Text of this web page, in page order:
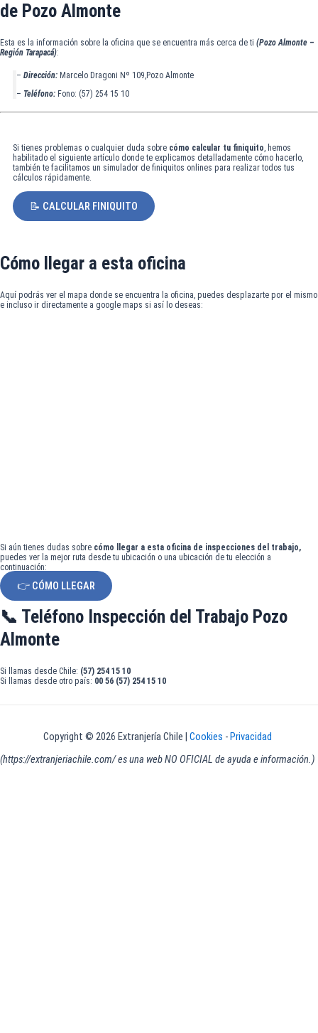
de Pozo Almonte
Esta es la información sobre la oficina que se encuentra más cerca de ti (Pozo Almonte –
Región Tarapacá):
– Dirección: Marcelo Dragoni Nº 109,Pozo Almonte
– Teléfono: Fono: (57) 254 15 10
Si tienes problemas o cualquier duda sobre cómo calcular tu finiquito, hemos
habilitado el siguiente artículo donde te explicamos detalladamente cómo hacerlo,
también te facilitamos un simulador de finiquitos onlines para realizar todos tus
cálculos rápidamente.
📝 CALCULAR FINIQUITO
Cómo llegar a esta oficina
Aquí podrás ver el mapa donde se encuentra la oficina, puedes desplazarte por el mismo
e incluso ir directamente a google maps si así lo deseas:
Si aún tienes dudas sobre cómo llegar a esta oficina de inspecciones del trabajo,
puedes ver la mejor ruta desde tu ubicación o una ubicación de tu elección a
continuación:
👉 CÓMO LLEGAR
📞 Teléfono Inspección del Trabajo Pozo
Almonte
Si llamas desde Chile: (57) 254 15 10
Si llamas desde otro país: 00 56 (57) 254 15 10
Copyright © 2026 Extranjería Chile | Cookies -Privacidad
(https://extranjeriachile.com/ es una web NO OFICIAL de ayuda e información.)